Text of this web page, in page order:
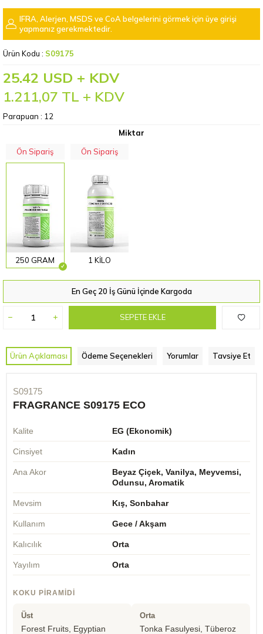
IFRA, Alerjen, MSDS ve CoA belgelerini görmek için üye girişi
yapmanız gerekmektedir.
Ürün Kodu : S09175
25.42 USD + KDV
1.211,07 TL + KDV
Parapuan : 12
Miktar
Ön Sipariş
250 GRAM
Ön Sipariş
1 KİLO
En Geç 20 İş Günü İçinde Kargoda
SEPETE EKLE
Ürün Açıklaması Ödeme Seçenekleri Yorumlar Tavsiye Et
S09175
FRAGRANCE S09175 ECO
Kalite EG (Ekonomik)
Cinsiyet Kadın
Ana Akor
Beyaz Çiçek, Vanilya, Meyvemsi,
Odunsu, Aromatik
Mevsim Kış, Sonbahar
Kullanım Gece / Akşam
Kalıcılık Orta
Yayılım Orta
KOKU PIRAMIDI
Üst
Forest Fruits, Egyptian
Orta
Tonka Fasulyesi, Tüberoz